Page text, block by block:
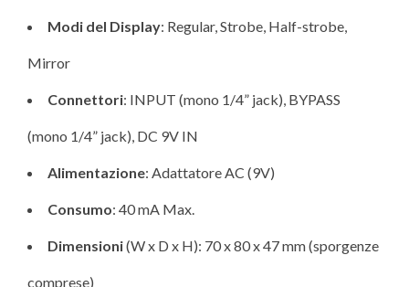
Modi del Display: Regular, Strobe, Half-strobe,
Mirror
Connettori: INPUT (mono 1/4” jack), BYPASS
(mono 1/4” jack), DC 9V IN
Alimentazione: Adattatore AC (9V)
Consumo: 40 mA Max.
Dimensioni(W x D x H): 70 x 80 x 47 mm (sporgenze
comprese)